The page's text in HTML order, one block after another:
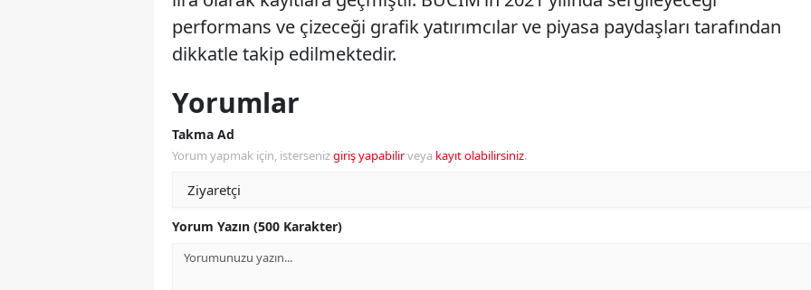
performans ve çizeceği grafik yatırımcılar ve piyasa paydaşları tarafından
dikkatle takip edilmektedir.
Yorumlar
Takma Ad
Yorum yapmak için, istersenizgiriş yapabilirveya kayıt olabilirsiniz.
Yorum Yazın (500 Karakter)